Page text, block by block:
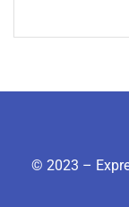
© 2023 –